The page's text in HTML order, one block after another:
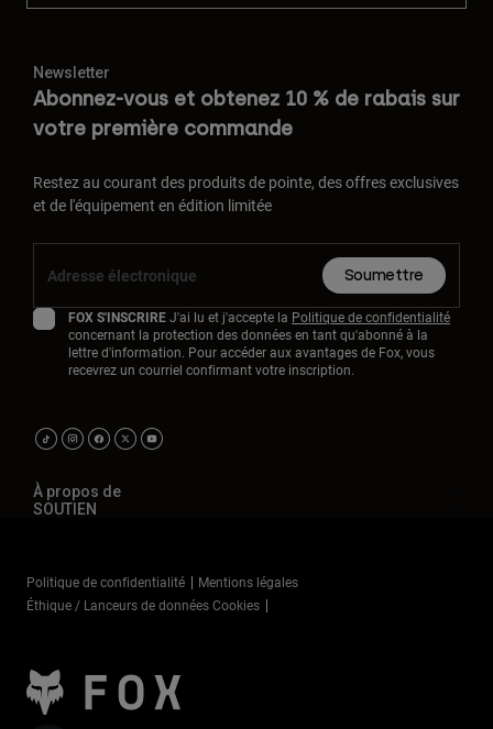
Newsletter
Abonnez-vous et obtenez 10 % de rabais sur
votre première commande
Restez au courant des produits de pointe, des offres exclusives
et de l'équipement en édition limitée
Soumettre
FOX S'INSCRIREJ'ai lu et j'accepte la Politique de confidentialité
concernant la protection des données en tant qu'abonné à la
lettre d'information. Pour accéder aux avantages de Fox, vous
recevrez un courriel confirmant votre inscription.
À propos de
SOUTIEN
Politique de confidentialité
Mentions légales
Éthique / Lanceurs de données Cookies